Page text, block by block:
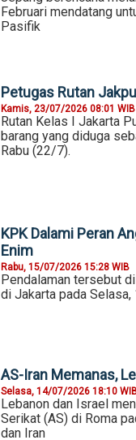
Februari mendatang
Pasifik
Petugas Rutan
Kamis, 23/07/2026 08:01 WIB
Rutan Kelas I Jakarta
barang yang diduga
Rabu (22/7).
KPK Dalami Peran
Enim
Rabu, 15/07/2026 15:28 WIB
Pendalaman tersebut
di Jakarta pada Selasa,
AS-Iran Memanas,
Selasa, 14/07/2026 18:10
Lebanon dan Israel
Serikat (AS) di Roma
dan Iran